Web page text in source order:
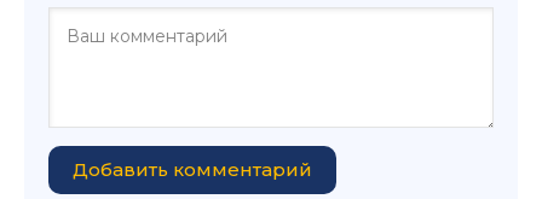
Добавить комментарий